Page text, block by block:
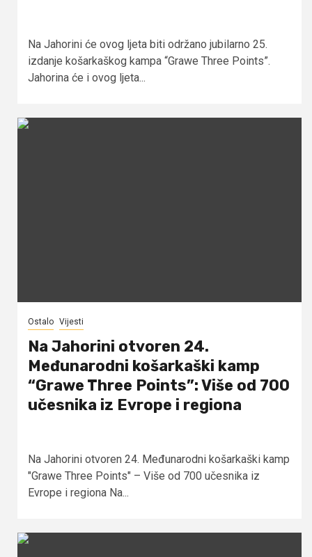
Na Jahorini će ovog ljeta biti održano jubilarno 25.
izdanje košarkaškog kampa “Grawe Three Points”.
Jahorina će i ovog ljeta...
Ostalo Vijesti
Na Jahorini otvoren 24.
Međunarodni košarkaški kamp
“Grawe Three Points”: Više od 700
učesnika iz Evrope i regiona
Na Jahorini otvoren 24. Međunarodni košarkaški kamp
"Grawe Three Points" – Više od 700 učesnika iz
Evrope i regiona Na...